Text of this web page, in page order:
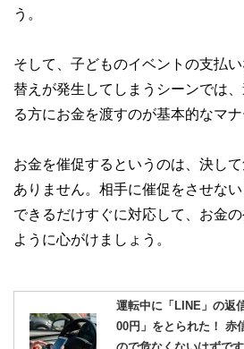
う。
そして、子どものイベントの支払
替えが発生してしまうシーンでは
る方にお金を渡すのが基本的なマナ
お金を催促するというのは、決し
ありません。相手に催促をさせない
できるだけすぐに対応して、お金
ように心がけましょう。
運転中に「LINE」の返
00円」をとられた！ 赤
ので危なくないはずで